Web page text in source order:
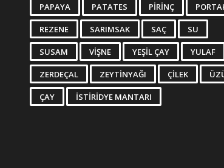
PAPAYA PATATES PIRINÇ
REZENE SARIMSAK SAÇ SU
SUSAM VIŞNE YEŞIL ÇAY YULAF
ZERDEÇAL ZEYTINYAĞI ÇILEK
ÇAY İSTIRIDYE MANTARI